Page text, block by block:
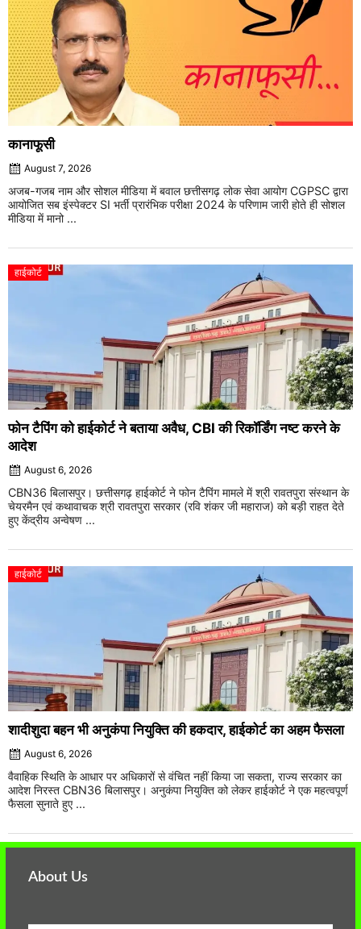
कानाफूसी
August 7, 2026
अजब-गजब नाम और सोशल मीडिया में बवाल छत्तीसगढ़ लोक सेवा आयोग CGPSC द्वारा
आयोजित सब इंस्पेक्टर SI भर्ती प्रारंभिक परीक्षा 2024 के परिणाम जारी होते ही सोशल
मीडिया में मानो ...
हाईकोर्ट
फोन टैपिंग को हाईकोर्ट ने बताया अवैध, CBI की रिकॉर्डिंग नष्ट करने के
आदेश
August 6, 2026
CBN36 बिलासपुर। छत्तीसगढ़ हाईकोर्ट ने फोन टैपिंग मामले में श्री रावतपुरा संस्थान के
चेयरमैन एवं कथावाचक श्री रावतपुरा सरकार (रवि शंकर जी महाराज) को बड़ी राहत देते
हुए केंद्रीय अन्वेषण ...
हाईकोर्ट
शादीशुदा बहन भी अनुकंपा नियुक्ति की हकदार, हाईकोर्ट का अहम फैसला
August 6, 2026
वैवाहिक स्थिति के आधार पर अधिकारों से वंचित नहीं किया जा सकता, राज्य सरकार का
आदेश निरस्त CBN36 बिलासपुर। अनुकंपा नियुक्ति को लेकर हाईकोर्ट ने एक महत्वपूर्ण
फैसला सुनाते हुए ...
About Us